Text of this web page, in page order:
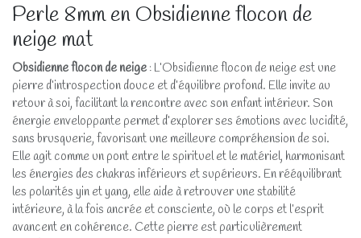
Perle 8mm en Obsidienne flocon de
neige mat
Obsidienne flocon de neige : L’Obsidienne flocon de neige est une
pierre d’introspection douce et d’équilibre profond. Elle invite au
retour à soi, facilitant la rencontre avec son enfant intérieur. Son
énergie enveloppante permet d’explorer ses émotions avec lucidité,
sans brusquerie, favorisant une meilleure compréhension de soi.
Elle agit comme un pont entre le spirituel et le matériel, harmonisant
les énergies des chakras inférieurs et supérieurs. En rééquilibrant
les polarités yin et yang, elle aide à retrouver une stabilité
intérieure, à la fois ancrée et consciente, où le corps et l’esprit
avancent en cohérence. Cette pierre est particulièrement